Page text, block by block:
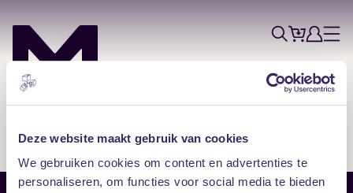
Deze website maakt gebruik van cookies
We gebruiken cookies om content en advertenties te
personaliseren, om functies voor social media te bieden
ZoekTicketsAccount
Menu